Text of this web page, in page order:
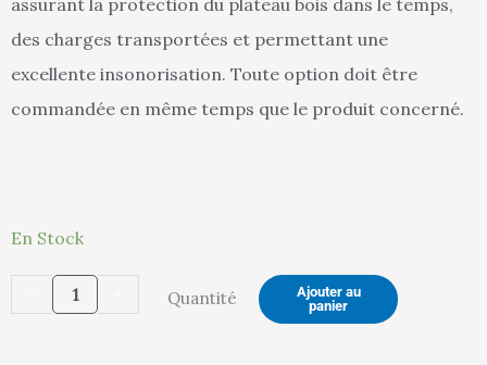
est :
des charges transportées et permettant une
excellente insonorisation. Toute option doit être
commandée en même temps que le produit concerné.
En Stock
quantité
Quantité
Ajouter au
panier